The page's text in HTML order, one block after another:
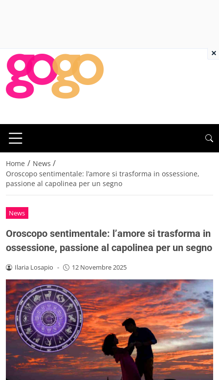
Home / News /
Oroscopo sentimentale: l’amore si trasforma in ossessione,
passione al capolinea per un segno
News
Oroscopo sentimentale: l’amore si trasforma in
ossessione, passione al capolinea per un segno
Ilaria Losapio - 12 Novembre 2025
×